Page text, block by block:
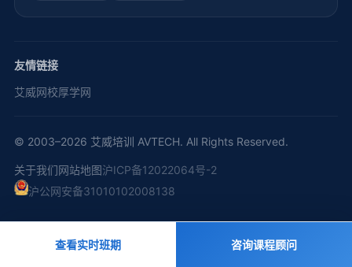
查看实时班期 咨询课程顾问
友情链接
艾威网校厚学网
© 2003–2026 艾威培训 AVTECH. All Rights Reserved.
关于我们网站地图沪ICP备12022064号-2
沪公网安备31010102008138